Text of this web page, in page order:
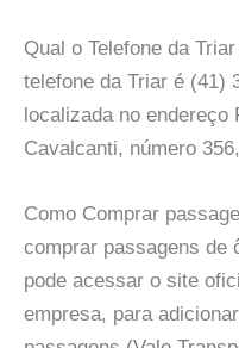
Qual o Telefone da
telefone da Triar é (41)
localizada no endereço
Cavalcanti, número
Como Comprar
comprar passagens de
pode acessar o site
empresa, para